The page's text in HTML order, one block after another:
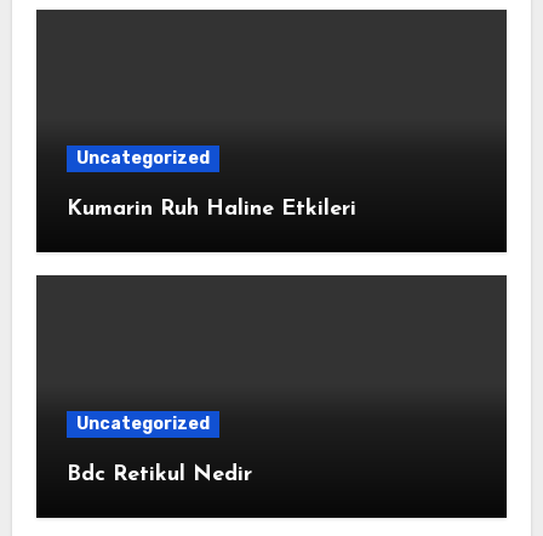
Uncategorized
Kumarin Ruh Haline Etkileri
Uncategorized
Bdc Retikul Nedir